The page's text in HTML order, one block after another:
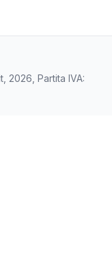
2026, Partita IVA: